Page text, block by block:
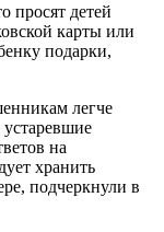
просят детей
карты или
подарки,
легче
на
хранить
подчеркнули в